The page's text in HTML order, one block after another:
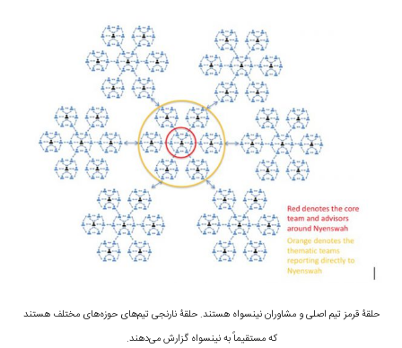
حلقۀ قرمز تیم اصلی و مشاوران نینسواه هستند. حلقۀ نارنجی تیم‌های حوزه‌های مختلف هستند
که مستقیماً به نینسواه گزارش می‌دهند.